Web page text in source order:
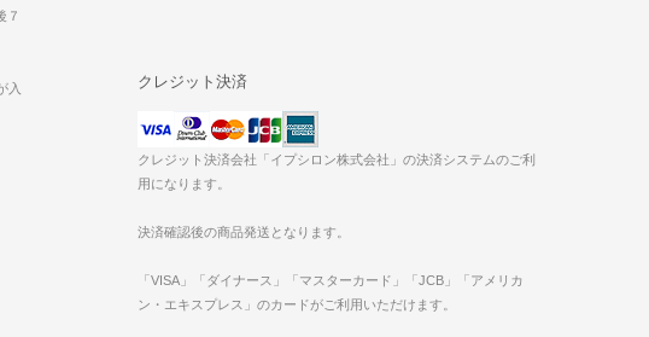
７
入
クレジット決済
クレジット決済会社「イプシロン株式会社」の決済システムのご利
用になります。
決済確認後の商品発送となります。
「VISA」「ダイナース」「マスターカード」「JCB」「アメリカ
ン・エキスプレス」のカードがご利用いただけます。